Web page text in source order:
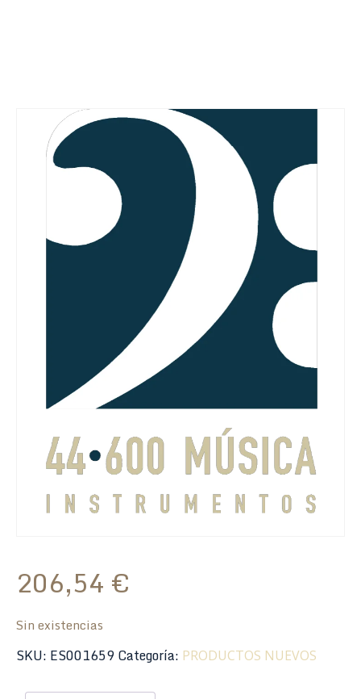
206,54 €
Sin existencias
SKU: ES001659Categoría: PRODUCTOS NUEVOS